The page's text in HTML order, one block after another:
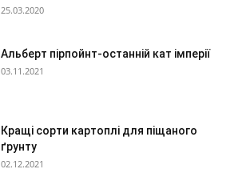
25.03.2020
Альберт пірпойнт-останній кат імперії
03.11.2021
Кращі сорти картоплі для піщаного
ґрунту
02.12.2021